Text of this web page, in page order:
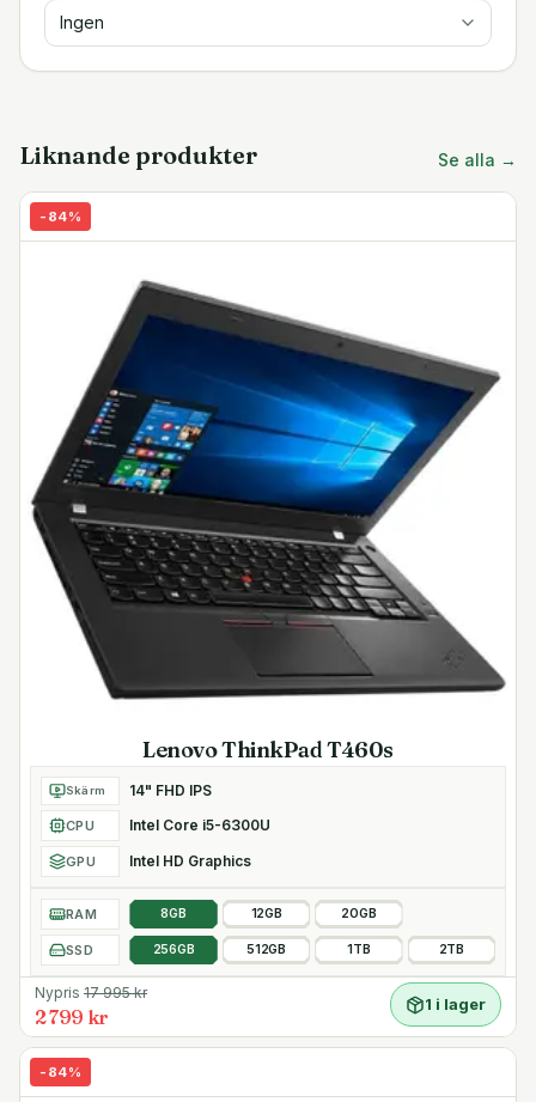
Ingen
Liknande produkter Se alla →
- 84%
Lenovo ThinkPad T460s
Skärm 14" FHD IPS
CPU Intel Core i5-6300U
GPU Intel HD Graphics
RAM 8GB 12GB 20GB
SSD 256GB 512GB 1TB 2TB
Nypris 17 995kr
2 799 kr
1 i lager
- 84%